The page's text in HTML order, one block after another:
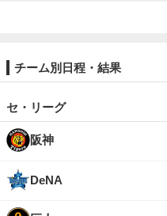
チーム別日程・結果
セ・リーグ
阪神
DeNA